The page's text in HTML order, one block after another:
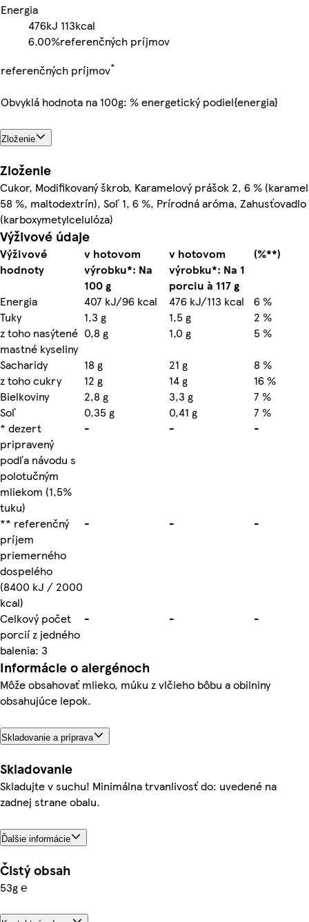
Energia
476kJ 113kcal
6.00%referenčných príjmov
referenčných príjmov*
Obvyklá hodnota na 100g: % energetický podiel{energia}
Zloženie
Zloženie
Cukor, Modifikovaný škrob, Karamelový prášok 2, 6 % (karamel
58 %, maltodextrín), Soľ 1, 6 %, Prírodná aróma, Zahusťovadlo
(karboxymetylcelulóza)
Výživové údaje
Výživové
hodnoty
v hotovom
výrobku*: Na
100 g
v hotovom
výrobku*: Na 1
porciu à 117 g
(%**)
Energia 407 kJ/96 kcal 476 kJ/113 kcal
6 %
Tuky
1,3 g 1,5 g
2 %
z toho nasýtené
mastné kyseliny
0,8 g 1,0 g
5 %
Sacharidy
18 g 21 g
8 %
z toho cukry
12 g 14 g
16 %
Bielkoviny
2,8 g 3,3 g
7 %
Soľ
0,35 g 0,41 g
7 %
* dezert
pripravený
podľa návodu s
polotučným
mliekom (1,5%
tuku)
- - -
** referenčný
príjem
priemerného
dospelého
(8400 kJ / 2000
kcal)
- - -
Celkový počet
porcií z jedného
balenia: 3
- - -
Informácie o alergénoch
Môže obsahovať mlieko, múku z vlčieho bôbu a obilniny
obsahujúce lepok.
Skladovanie a príprava
Skladovanie
Skladujte v suchu! Minimálna trvanlivosť do: uvedené na
zadnej strane obalu.
Ďalšie informácie
Čistý obsah
53g ℮